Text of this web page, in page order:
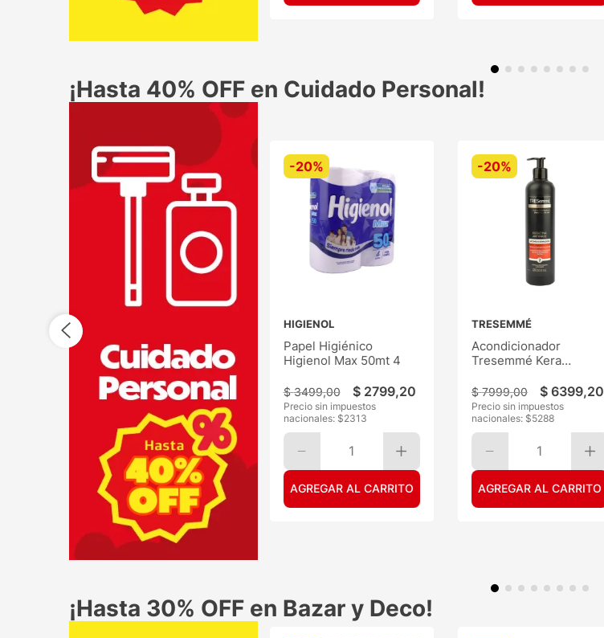
¡Hasta 40% OFF en Cuidado Personal!
-20%
HIGIENOL
Papel Higiénico
Higienol Max 50mt 4
$ 3499,00 $ 2799,20
Precio sin impuestos
nacionales: $2313
1
AGREGAR AL CARRITO
-20%
TRESEMMÉ
Acondicionador
Tresemmé Kera
$ 7999,00 $ 6399,20
Precio sin impuestos
nacionales: $5288
1
AGREGAR AL CARRITO
¡Hasta 30% OFF en Bazar y Deco!